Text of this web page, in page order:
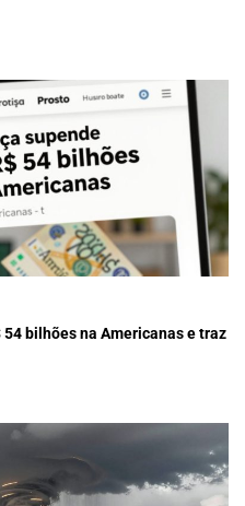
bilhões na Americanas e traz